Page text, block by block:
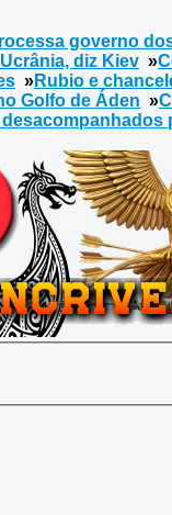
governo
diz Kiev »
»Rubio e
Golfo de Áden »